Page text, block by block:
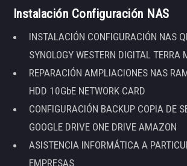
Instalación Configuración NAS
INSTALACIÓN CONFIGURACIÓN NAS
SYNOLOGY WESTERN DIGITAL TERRA
REPARACIÓN AMPLIACIONES NAS
HDD 10GbE NETWORK CARD
CONFIGURACIÓN BACKUP COPIA DE
GOOGLE DRIVE ONE DRIVE AMAZON
ASISTENCIA INFORMÁTICA A
EMPRESAS